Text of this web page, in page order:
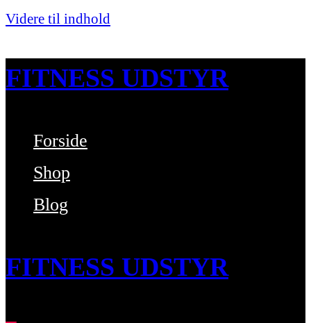
Videre til indhold
FITNESS UDSTYR
Bare endnu et fitness websted
Forside
Shop
Blog
FITNESS UDSTYR